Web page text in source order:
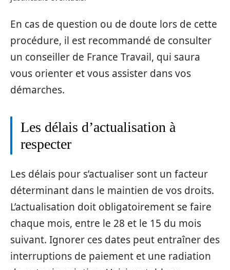
En cas de question ou de doute lors de cette
procédure, il est recommandé de consulter
un conseiller de France Travail, qui saura
vous orienter et vous assister dans vos
démarches.
Les délais d’actualisation à
respecter
Les délais pour s’actualiser sont un facteur
déterminant dans le maintien de vos droits.
L’actualisation doit obligatoirement se faire
chaque mois, entre le 28 et le 15 du mois
suivant. Ignorer ces dates peut entraîner des
interruptions de paiement et une radiation